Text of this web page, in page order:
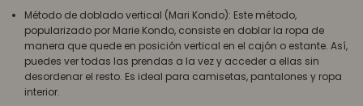
Método de doblado vertical (Mari Kondo): Este método,
popularizado por Marie Kondo, consiste en doblar la ropa de
manera que quede en posición vertical en el cajón o estante. Así,
puedes ver todas las prendas a la vez y acceder a ellas sin
desordenar el resto. Es ideal para camisetas, pantalones y ropa
interior.